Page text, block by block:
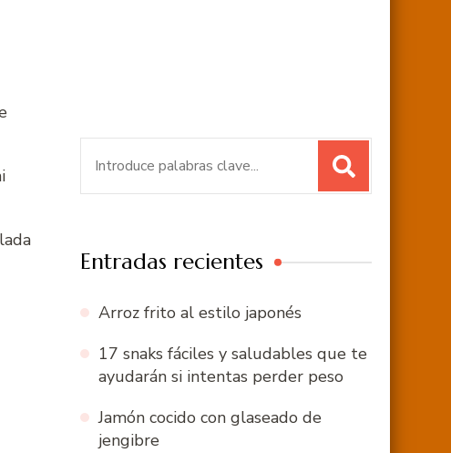
Entradas recientes
Arroz frito al estilo japonés
17 snaks fáciles y saludables que te
ayudarán si intentas perder peso
Jamón cocido con glaseado de
jengibre